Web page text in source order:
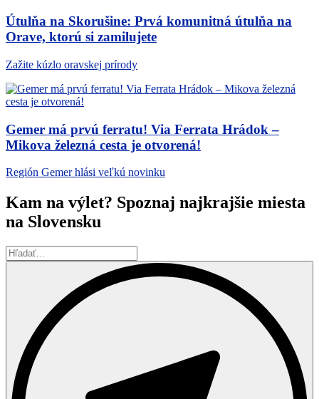
Útulňa na Skorušine: Prvá komunitná útulňa na
Orave, ktorú si zamilujete
Zažite kúzlo oravskej prírody
Gemer má prvú ferratu! Via Ferrata Hrádok –
Mikova železná cesta je otvorená!
Región Gemer hlási veľkú novinku
Kam na výlet? Spoznaj najkrajšie miesta
na Slovensku